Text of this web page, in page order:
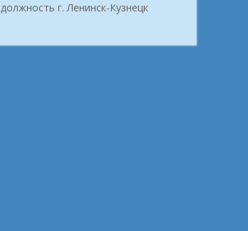
должность г. Ленинск-Кузнецк